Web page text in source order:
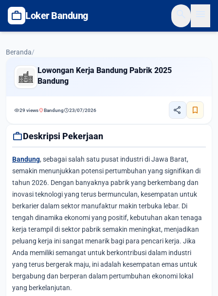
work Loker Bandung
Beranda/
Lowongan Kerja Bandung Pabrik 2025
Bandung
visibility29 viewslocation_onBandungschedule23/07/2026 share bookmark
workDeskripsi Pekerjaan
Bandung, sebagai salah satu pusat industri di Jawa Barat,
semakin menunjukkan potensi pertumbuhan yang signifikan di
tahun 2026. Dengan banyaknya pabrik yang berkembang dan
inovasi teknologi yang terus bermunculan, kesempatan untuk
berkarier dalam sektor manufaktur makin terbuka lebar. Di
tengah dinamika ekonomi yang positif, kebutuhan akan tenaga
kerja terampil di sektor pabrik semakin meningkat, menjadikan
peluang kerja ini sangat menarik bagi para pencari kerja. Jika
Anda memiliki semangat untuk berkontribusi dalam industri
yang terus bergerak maju, ini adalah kesempatan emas untuk
bergabung dan berperan dalam pertumbuhan ekonomi lokal
yang berkelanjutan.